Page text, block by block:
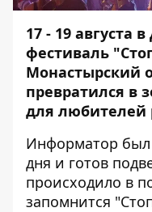
17 - 19 августа
фестиваль
Монастырский
превратился в
для любителей
Информатор был
дня и готов
происходило в
запомнится